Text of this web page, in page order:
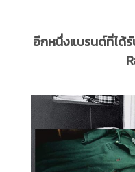
อีกหนึ่งแบรนด์ที่ได้รั